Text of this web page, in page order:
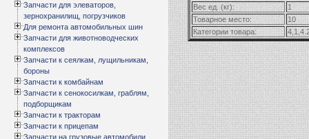
Запчасти для элеваторов,
зернохранилищ, погрузчиков
Для ремонта автомобильных шин
Запчасти для животноводческих
комплексов
Запчасти к сеялкам, лущильникам,
бороны
Запчасти к комбайнам
Запчасти к сенокосилкам, граблям,
подборщикам
Запчасти к тракторам
Запчасти к прицепам
Запчасти на грузовые автомобили
Вес ед. (кг):
1
Товарное место:
10
Категории товара: